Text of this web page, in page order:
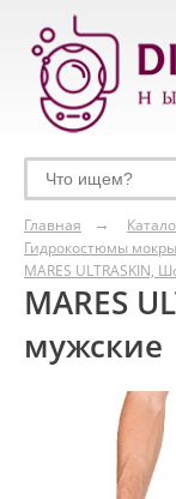
Главная
Гидрокостюмы
MARES ULTRASKIN,
MARES
мужские